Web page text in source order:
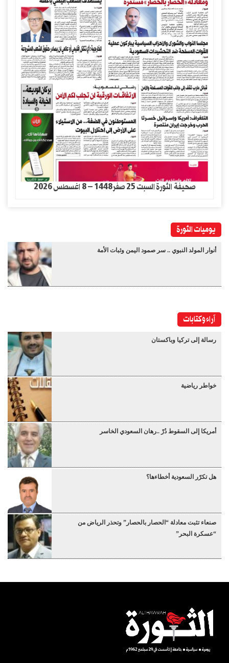
صحيفة الثورة السبت 25 صفر1448 – 8 اغسطس 2026
يوميات الثورة
أنوار المولد النبوي .. سر صمود اليمن وثبات الأمة
آراء وكتابات
رسالة إلى تركيا وباكستان
خواطر رياضية
أمريكا إلى السقوط دُرْ ..رهان السعودي الخاسر
هل تكرّر السعودية أخطاءها؟
صنعاء تثبت معادلة “الحصار بالحصار” وتحذر الرياض من
“عسكرة البحر”